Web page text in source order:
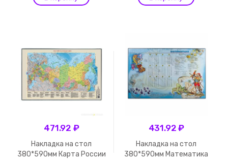
471.92 ₽
Накладка на стол
380*590мм Карта России
431.92 ₽
Накладка на стол
380*590мм Математика